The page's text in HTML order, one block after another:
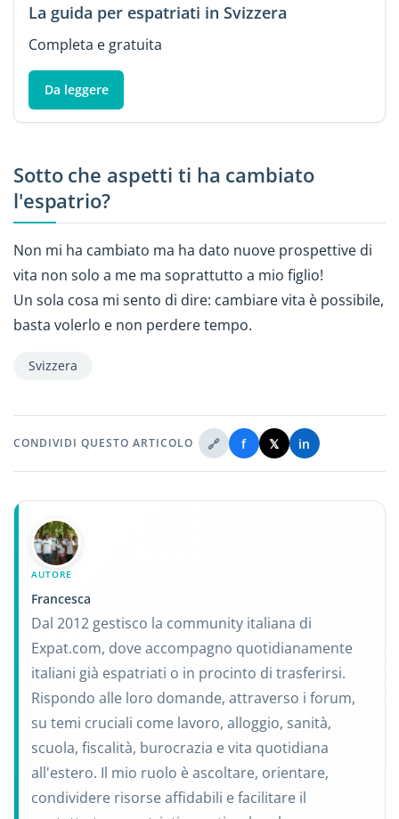
La guida per espatriati in Svizzera
Completa e gratuita
Da leggere
Sotto che aspetti ti ha cambiato
l'espatrio?
Non mi ha cambiato ma ha dato nuove prospettive di
vita non solo a me ma soprattutto a mio figlio!
Un sola cosa mi sento di dire: cambiare vita è possibile,
basta volerlo e non perdere tempo.
Svizzera
CONDIVIDI QUESTO ARTICOLO 🔗 f 𝕏 in
AUTORE
Francesca
Dal 2012 gestisco la community italiana di
Expat.com, dove accompagno quotidianamente
italiani già espatriati o in procinto di trasferirsi.
Rispondo alle loro domande, attraverso i forum,
su temi cruciali come lavoro, alloggio, sanità,
scuola, fiscalità, burocrazia e vita quotidiana
all'estero. Il mio ruolo è ascoltare, orientare,
condividere risorse affidabili e facilitare il